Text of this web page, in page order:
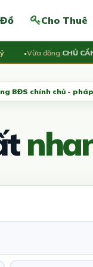
Cho Thuê
Vừa đăng:CHỦ CẦN
BĐS chính chủ -